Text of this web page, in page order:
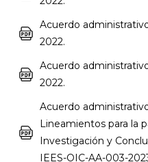
Acuerdo
2022.
Acuerdo
2022.
Acuerdo
Lineamientos para la
Investigación y
IEES-OIC-AA-003-